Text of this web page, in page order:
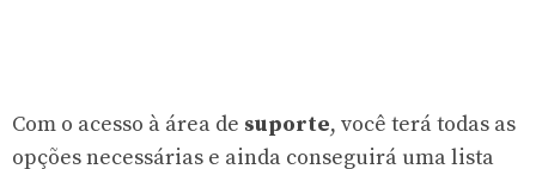
Com o acesso à área de suporte, você terá todas as
opções necessárias e ainda conseguirá uma lista